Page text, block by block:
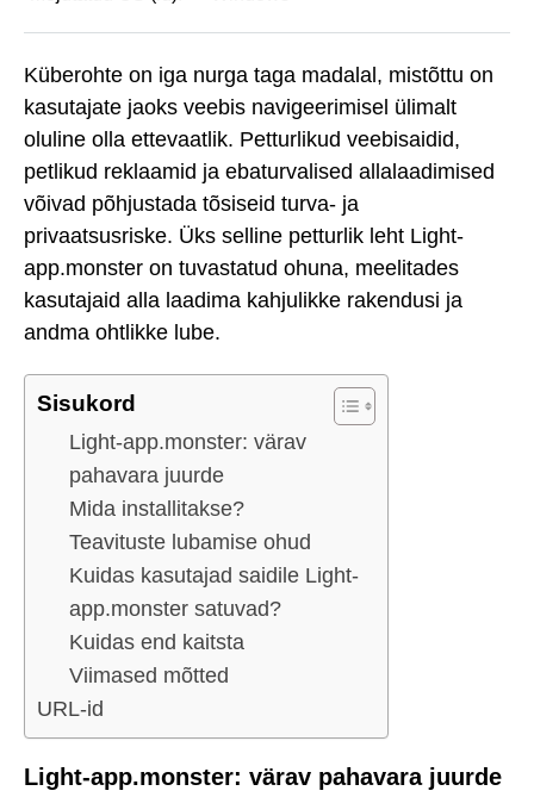
Küberohte on iga nurga taga madalal, mistõttu on
kasutajate jaoks veebis navigeerimisel ülimalt
oluline olla ettevaatlik. Petturlikud veebisaidid,
petlikud reklaamid ja ebaturvalised allalaadimised
võivad põhjustada tõsiseid turva- ja
privaatsusriske. Üks selline petturlik leht Light-
app.monster on tuvastatud ohuna, meelitades
kasutajaid alla laadima kahjulikke rakendusi ja
andma ohtlikke lube.
Sisukord
Light-app.monster: värav
pahavara juurde
Mida installitakse?
Teavituste lubamise ohud
Kuidas kasutajad saidile Light-
app.monster satuvad?
Kuidas end kaitsta
Viimased mõtted
URL-id
Light-app.monster: värav pahavara juurde